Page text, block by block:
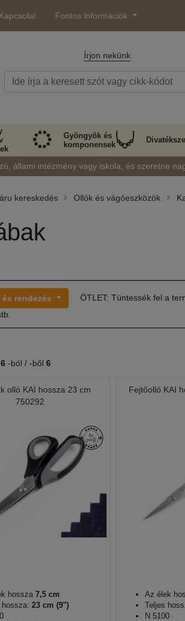
Kapcsolat Fontos információk
Írjon nekünk
Gyöngyök és
komponensek
állami intézmény vagy iskola, és szeretne
kereskedés Ollók és vágóeszközök
és rendezés ÖTLET: Tüntessék fel a
6 -ból / -ből 6
olló KAI hossza 23 cm
750292
hossza 7,5 cm
hossza: 23 cm (9")
Fejtőolló KAI
Az élek
Teljes
N 5100